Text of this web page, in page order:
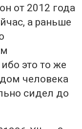
от 2012 года
а раньше
это то же
человека
сидел до